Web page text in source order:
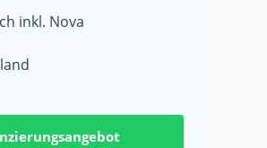
inkl. Nova